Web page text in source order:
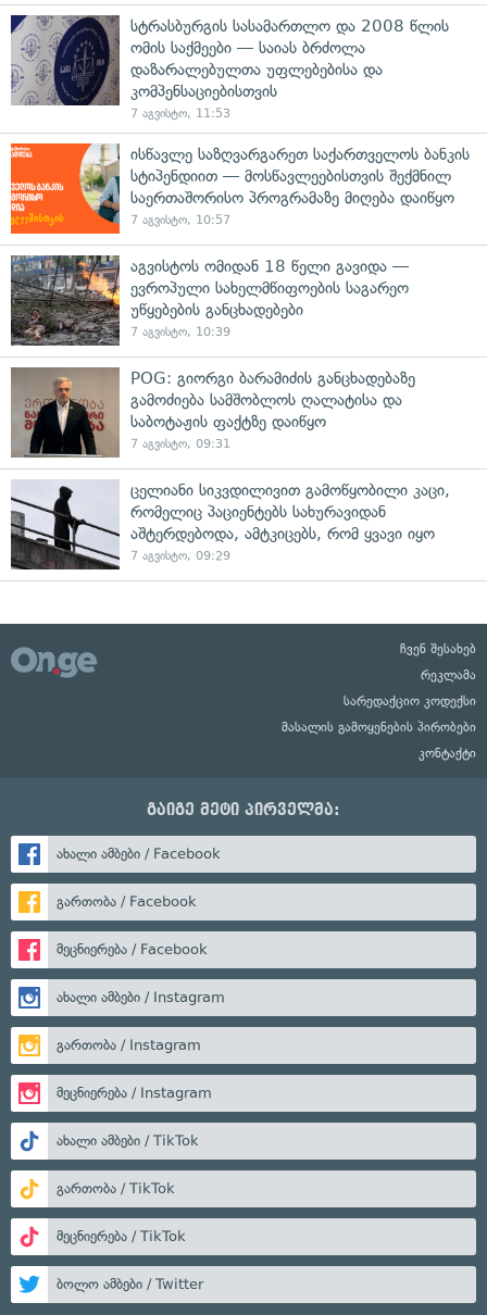
სტრასბურგის სასამართლო და 2008 წლის
ომის საქმეები — საიას ბრძოლა
დაზარალებულთა უფლებებისა და
კომპენსაციებისთვის
7 აგვისტო, 11:53
ისწავლე საზღვარგარეთ საქართველოს ბანკის
სტიპენდიით — მოსწავლეებისთვის შექმნილ
საერთაშორისო პროგრამაზე მიღება დაიწყო
7 აგვისტო, 10:57
აგვისტოს ომიდან 18 წელი გავიდა —
ევროპული სახელმწიფოების საგარეო
უწყებების განცხადებები
7 აგვისტო, 10:39
POG: გიორგი ბარამიძის განცხადებაზე
გამოძიება სამშობლოს ღალატისა და
საბოტაჟის ფაქტზე დაიწყო
7 აგვისტო, 09:31
ცელიანი სიკვდილივით გამოწყობილი კაცი,
რომელიც პაციენტებს სახურავიდან
აშტერდებოდა, ამტკიცებს, რომ ყვავი იყო
7 აგვისტო, 09:29
ჩვენ შესახებ
რეკლამა
სარედაქციო კოდექსი
მასალის გამოყენების პირობები
კონტაქტი
გაიგე მეტი პირველმა:
ახალი ამბები / Facebook
გართობა / Facebook
მეცნიერება / Facebook
ახალი ამბები / Instagram
გართობა / Instagram
მეცნიერება / Instagram
ახალი ამბები / TikTok
გართობა / TikTok
მეცნიერება / TikTok
ბოლო ამბები / Twitter